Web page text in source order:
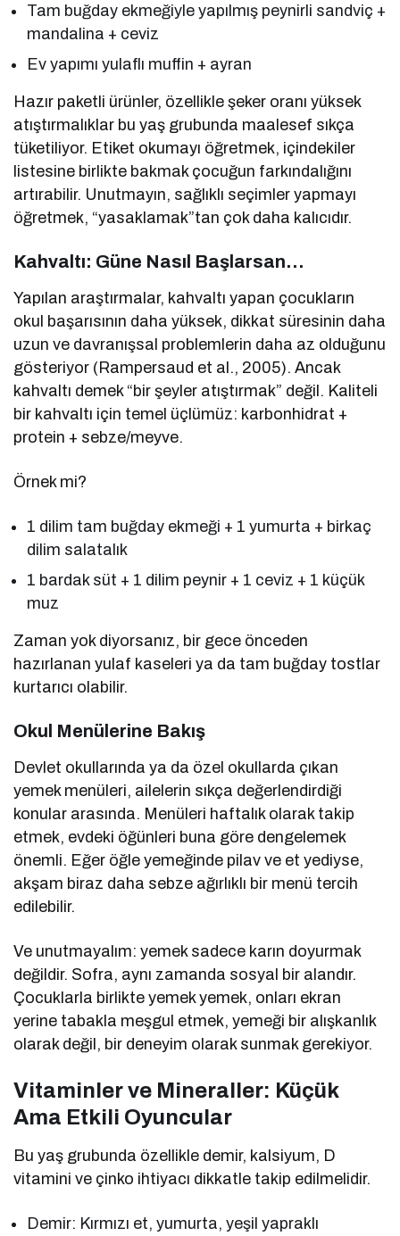
Tam buğday ekmeğiyle yapılmış peynirli sandviç +
mandalina + ceviz
Ev yapımı yulaflı muffin + ayran
Hazır paketli ürünler, özellikle şeker oranı yüksek
atıştırmalıklar bu yaş grubunda maalesef sıkça
tüketiliyor. Etiket okumayı öğretmek, içindekiler
listesine birlikte bakmak çocuğun farkındalığını
artırabilir. Unutmayın, sağlıklı seçimler yapmayı
öğretmek, “yasaklamak”tan çok daha kalıcıdır.
Kahvaltı: Güne Nasıl Başlarsan…
Yapılan araştırmalar, kahvaltı yapan çocukların
okul başarısının daha yüksek, dikkat süresinin daha
uzun ve davranışsal problemlerin daha az olduğunu
gösteriyor (Rampersaud et al., 2005). Ancak
kahvaltı demek “bir şeyler atıştırmak” değil. Kaliteli
bir kahvaltı için temel üçlümüz: karbonhidrat +
protein + sebze/meyve.
Örnek mi?
1 dilim tam buğday ekmeği + 1 yumurta + birkaç
dilim salatalık
1 bardak süt + 1 dilim peynir + 1 ceviz + 1 küçük
muz
Zaman yok diyorsanız, bir gece önceden
hazırlanan yulaf kaseleri ya da tam buğday tostlar
kurtarıcı olabilir.
Okul Menülerine Bakış
Devlet okullarında ya da özel okullarda çıkan
yemek menüleri, ailelerin sıkça değerlendirdiği
konular arasında. Menüleri haftalık olarak takip
etmek, evdeki öğünleri buna göre dengelemek
önemli. Eğer öğle yemeğinde pilav ve et yediyse,
akşam biraz daha sebze ağırlıklı bir menü tercih
edilebilir.
Ve unutmayalım: yemek sadece karın doyurmak
değildir. Sofra, aynı zamanda sosyal bir alandır.
Çocuklarla birlikte yemek yemek, onları ekran
yerine tabakla meşgul etmek, yemeği bir alışkanlık
olarak değil, bir deneyim olarak sunmak gerekiyor.
Vitaminler ve Mineraller: Küçük
Ama Etkili Oyuncular
Bu yaş grubunda özellikle demir, kalsiyum, D
vitamini ve çinko ihtiyacı dikkatle takip edilmelidir.
Demir: Kırmızı et, yumurta, yeşil yapraklı